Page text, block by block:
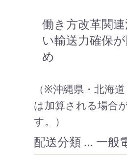
働き方改革関
い輸送力確保
め
（※沖縄県・北海
は加算される場合
す。）
配送分類 … 一般